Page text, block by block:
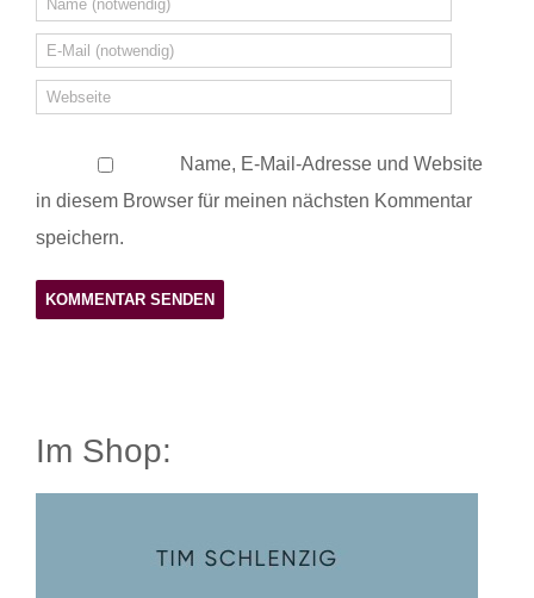
Name, E-Mail-Adresse und Website
in diesem Browser für meinen nächsten Kommentar
speichern.
Im Shop: